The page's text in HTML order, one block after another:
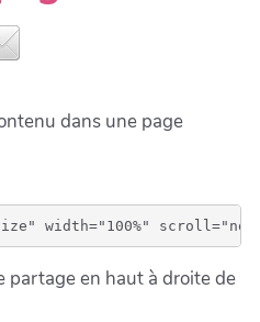
dans une page
partage en haut à droite de